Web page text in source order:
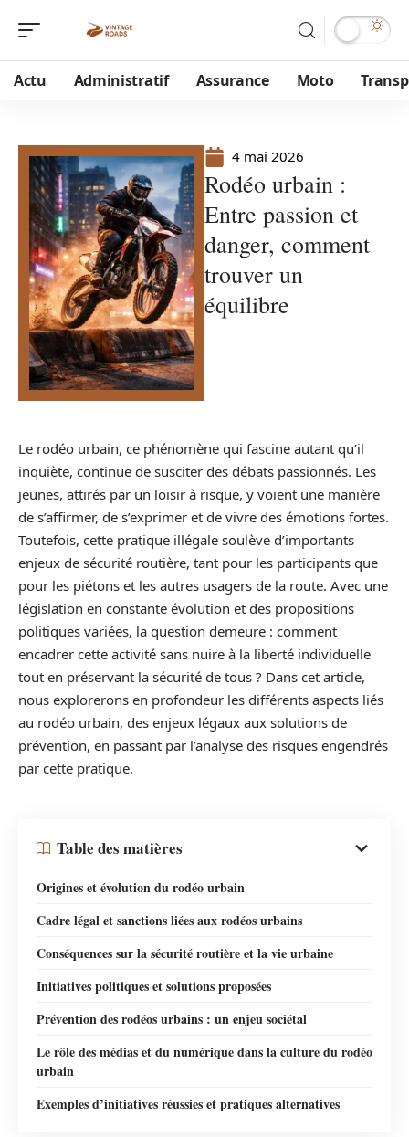
Actu Administratif Assurance Moto
4 mai 2026
Rodéo urbain :
Entre passion et
danger, comment
trouver un
équilibre
Le rodéo urbain, ce phénomène qui fascine autant qu’il
inquiète, continue de susciter des débats passionnés. Les
jeunes, attirés par un loisir à risque, y voient une manière
de s’affirmer, de s’exprimer et de vivre des émotions fortes.
Toutefois, cette pratique illégale soulève d’importants
enjeux de sécurité routière, tant pour les participants que
pour les piétons et les autres usagers de la route. Avec une
législation en constante évolution et des propositions
politiques variées, la question demeure : comment
encadrer cette activité sans nuire à la liberté individuelle
tout en préservant la sécurité de tous ? Dans cet article,
nous explorerons en profondeur les différents aspects liés
au rodéo urbain, des enjeux légaux aux solutions de
prévention, en passant par l’analyse des risques engendrés
par cette pratique.
Table des matières
Origines et évolution du rodéo urbain
Cadre légal et sanctions liées aux rodéos urbains
Conséquences sur la sécurité routière et la vie urbaine
Initiatives politiques et solutions proposées
Prévention des rodéos urbains : un enjeu sociétal
Le rôle des médias et du numérique dans la culture du rodéo
urbain
Exemples d’initiatives réussies et pratiques alternatives